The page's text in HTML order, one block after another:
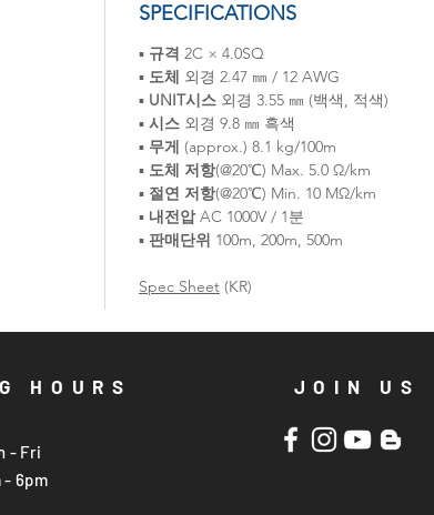
SPECIFICATIONS
▪ 규격 2C × 4.0SQ
▪ 도체 외경 2.47 ㎜ / 12 AWG
▪ UNIT시스 외경 3.55 ㎜ (백색, 적색)
▪ 시스 외경 9.8 ㎜ 흑색
▪ 무게 (approx.) 8.1 kg/100m
▪ 도체 저항(@20℃) Max. 5.0 Ω/km
▪ 절연 저항(@20℃) Min. 10 MΩ/km
▪ 내전압AC 1000V / 1분
▪ 판매단위 100m, 200m, 500m
Spec Sheet (KR)
HOURS
- Fri
- 6pm
JOIN US